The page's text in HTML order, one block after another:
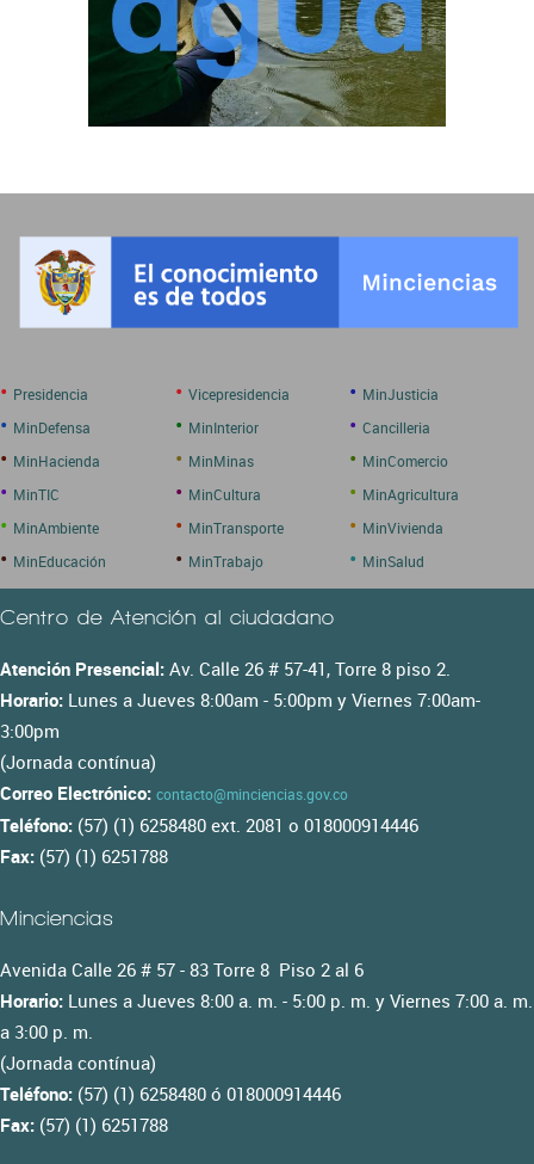
• Presidencia • Vicepresidencia • MinJusticia
• MinDefensa • MinInterior • Cancilleria
• MinHacienda • MinMinas • MinComercio
• MinTIC • MinCultura • MinAgricultura
• MinAmbiente • MinTransporte • MinVivienda
• MinEducación • MinTrabajo • MinSalud
Centro de Atención al ciudadano
Atención Presencial: Av. Calle 26 # 57-41, Torre 8 piso 2.
Horario: Lunes a Jueves 8:00am - 5:00pm y Viernes 7:00am-
3:00pm
(Jornada contínua)
Correo Electrónico: contacto@minciencias.gov.co
Teléfono: (57) (1) 6258480 ext. 2081 o 018000914446
Fax: (57) (1) 6251788
Minciencias
Avenida Calle 26 # 57 - 83 Torre 8 Piso 2 al 6
Horario: Lunes a Jueves 8:00 a. m. - 5:00 p. m. y Viernes 7:00 a. m.
a 3:00 p. m.
(Jornada contínua)
Teléfono: (57) (1) 6258480 ó 018000914446
Fax: (57) (1) 6251788